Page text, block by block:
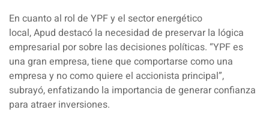
En cuanto al rol de YPF y el sector energético
local,Apud destacó la necesidad de preservar la lógica
empresarial por sobre las decisiones políticas. “YPF es
una gran empresa, tiene que comportarse como una
empresa y no como quiere el accionista principal”,
subrayó, enfatizando la importancia de generar confianza
para atraer inversiones.